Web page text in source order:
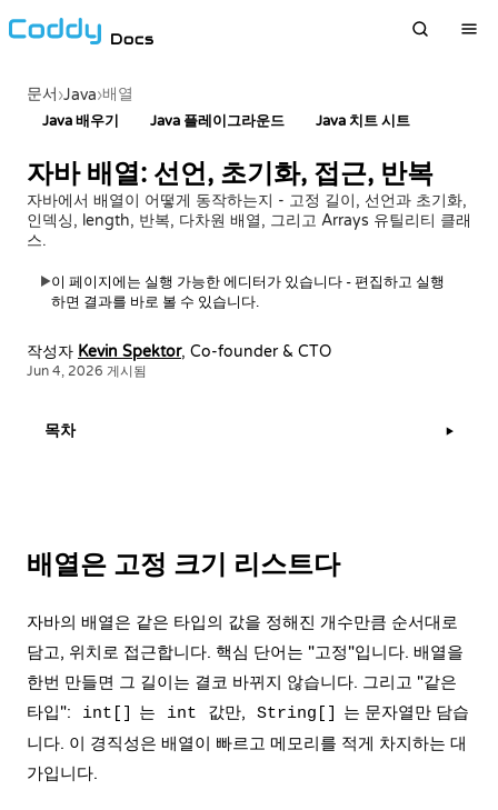
Docs
문서›Java›배열
Java 배우기 Java 플레이그라운드 Java 치트 시트
자바 배열: 선언, 초기화, 접근, 반복
자바에서 배열이 어떻게 동작하는지 - 고정 길이, 선언과 초기화,
인덱싱, length, 반복, 다차원 배열, 그리고 Arrays 유틸리티 클래
스.
▶이 페이지에는 실행 가능한 에디터가 있습니다 - 편집하고 실행
하면 결과를 바로 볼 수 있습니다.
작성자 Kevin Spektor, Co-founder & CTO
Jun 4, 2026 게시됨
배열은 고정 크기 리스트다
자바의 배열은 같은 타입의 값을 정해진 개수만큼 순서대로
담고, 위치로 접근합니다. 핵심 단어는 "고정"입니다. 배열을
한번 만들면 그 길이는 결코 바뀌지 않습니다. 그리고 "같은
타입":
int[] 는 int 값만, String[]
는 문자열만 담습
니다. 이 경직성은 배열이 빠르고 메모리를 적게 차지하는 대
가입니다.
목차 ▶